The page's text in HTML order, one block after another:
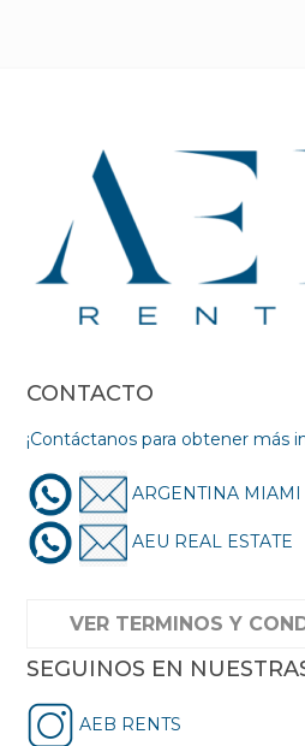
CONTACTO
¡Contáctanos para obtener más
ARGENTINA MIAMI
AEU REAL ESTATE
VER TERMINOS Y
SEGUINOS EN
AEB RENTS